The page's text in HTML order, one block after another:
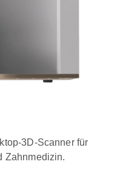
3D-Scanner für
Zahnmedizin.